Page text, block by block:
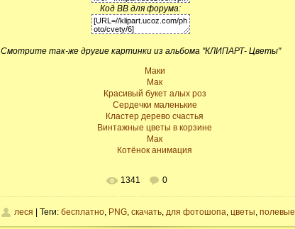
Код BB для форума:
Смотрите так-же другие картинки из альбома "КЛИПАРТ- Цветы"
Маки
Мак
Красивый букет алых роз
Сердечки маленькие
Кластер дерево счастья
Винтажные цветы в корзине
Мак
Котёнок анимация
1341 0
леся | Теги: бесплатно, PNG, скачать, для фотошопа, цветы, полевые